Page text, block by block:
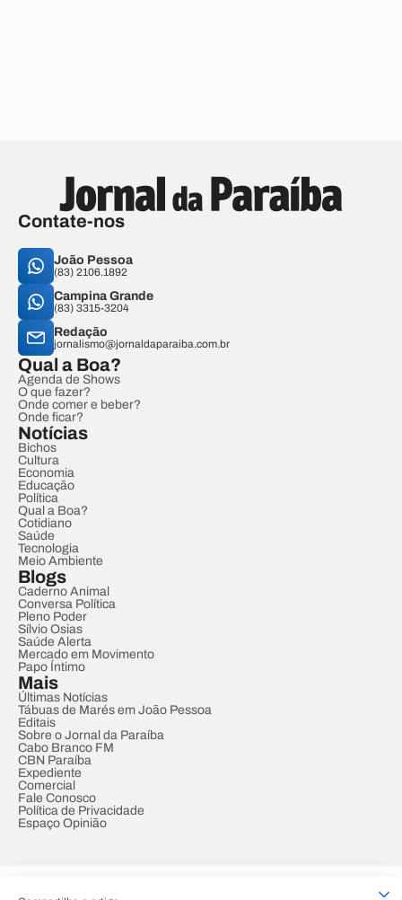
Contate-nos
João Pessoa
(83) 2106.1892
Campina Grande
(83) 3315-3204
Redação
jornalismo@jornaldaparaiba.com.br
Qual a Boa?
Agenda de Shows
O que fazer?
Onde comer e beber?
Onde ficar?
Notícias
Bichos
Cultura
Economia
Educação
Política
Qual a Boa?
Cotidiano
Saúde
Tecnologia
Meio Ambiente
Blogs
Caderno Animal
Conversa Política
Pleno Poder
Sílvio Osias
Saúde Alerta
Mercado em Movimento
Papo Íntimo
Mais
Últimas Notícias
Tábuas de Marés em João Pessoa
Editais
Sobre o Jornal da Paraíba
Cabo Branco FM
CBN Paraíba
Expediente
Comercial
Fale Conosco
Política de Privacidade
Espaço Opinião